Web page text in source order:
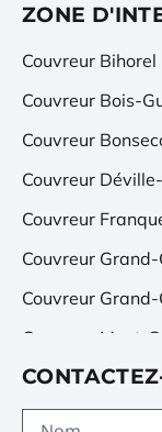
ZONE
Couvreur Bihorel
Couvreur Bois-
Couvreur
Couvreur
Couvreur
Couvreur Grand-
Couvreur
Couvreur Mont-
Couvreur Petit-
Couvreur Saint-